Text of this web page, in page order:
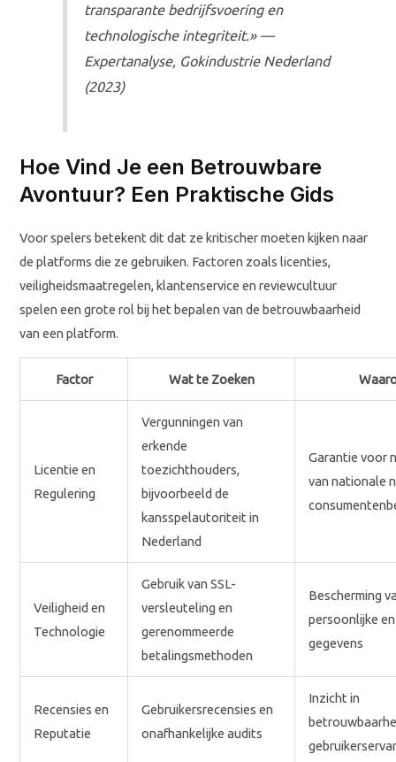
transparante bedrijfsvoering en
technologische integriteit.» —
Expertanalyse, Gokindustrie Nederland
(2023)
Hoe Vind Je een Betrouwbare
Avontuur? Een Praktische Gids
Voor spelers betekent dit dat ze kritischer moeten kijken naar
de platforms die ze gebruiken. Factoren zoals licenties,
veiligheidsmaatregelen, klantenservice en reviewcultuur
spelen een grote rol bij het bepalen van de betrouwbaarheid
van een platform.
Factor Wat te Zoeken
Licentie en
Regulering
Vergunningen van
erkende
toezichthouders,
bijvoorbeeld de
kansspelautoriteit in
Nederland
Garantie voor
van nationale
Veiligheid en
Technologie
Gebruik van SSL-
versleuteling en
gerenommeerde
betalingsmethoden
Bescherming
persoonlijke
gegevens
Recensies en
Reputatie
Gebruikersrecensies en
onafhankelijke audits
Inzicht in